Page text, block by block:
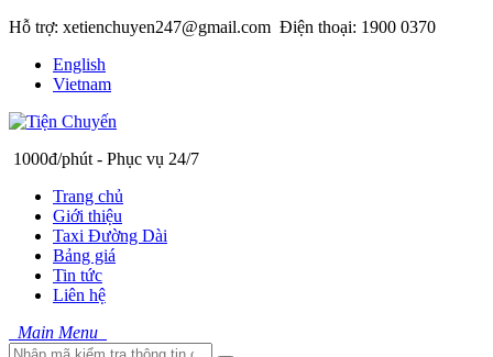
Hỗ trợ: xetienchuyen247@gmail.com Điện thoại: 1900 0370
English
Vietnam
1000đ/phút - Phục vụ 24/7
Trang chủ
Giới thiệu
Taxi Đường Dài
Bảng giá
Tin tức
Liên hệ
Main Menu